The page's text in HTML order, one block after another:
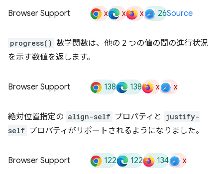
Browser Support x x x 26Source
progress() 数学関数は、他の 2 つの値の間の進行状況
を示す数値を返します。
Browser Support 138 138 x x
絶対位置指定の align-self プロパティと
justify-
self プロパティがサポートされるようになりました。
Browser Support 122 122 134 x